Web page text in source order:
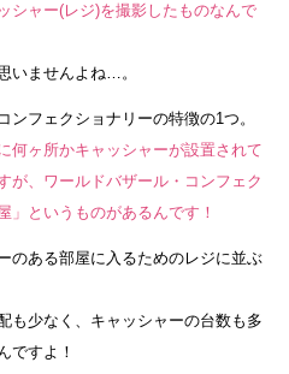
シャー(レジ)を撮影したものなんで
いませんよね…。
フェクショナリーの特徴の1つ。
何ヶ所かキャッシャーが設置されて
が、ワールドバザール・コンフェク
」というものがあるんです！
のある部屋に入るためのレジに並ぶ
も少なく、キャッシャーの台数も多
ですよ！